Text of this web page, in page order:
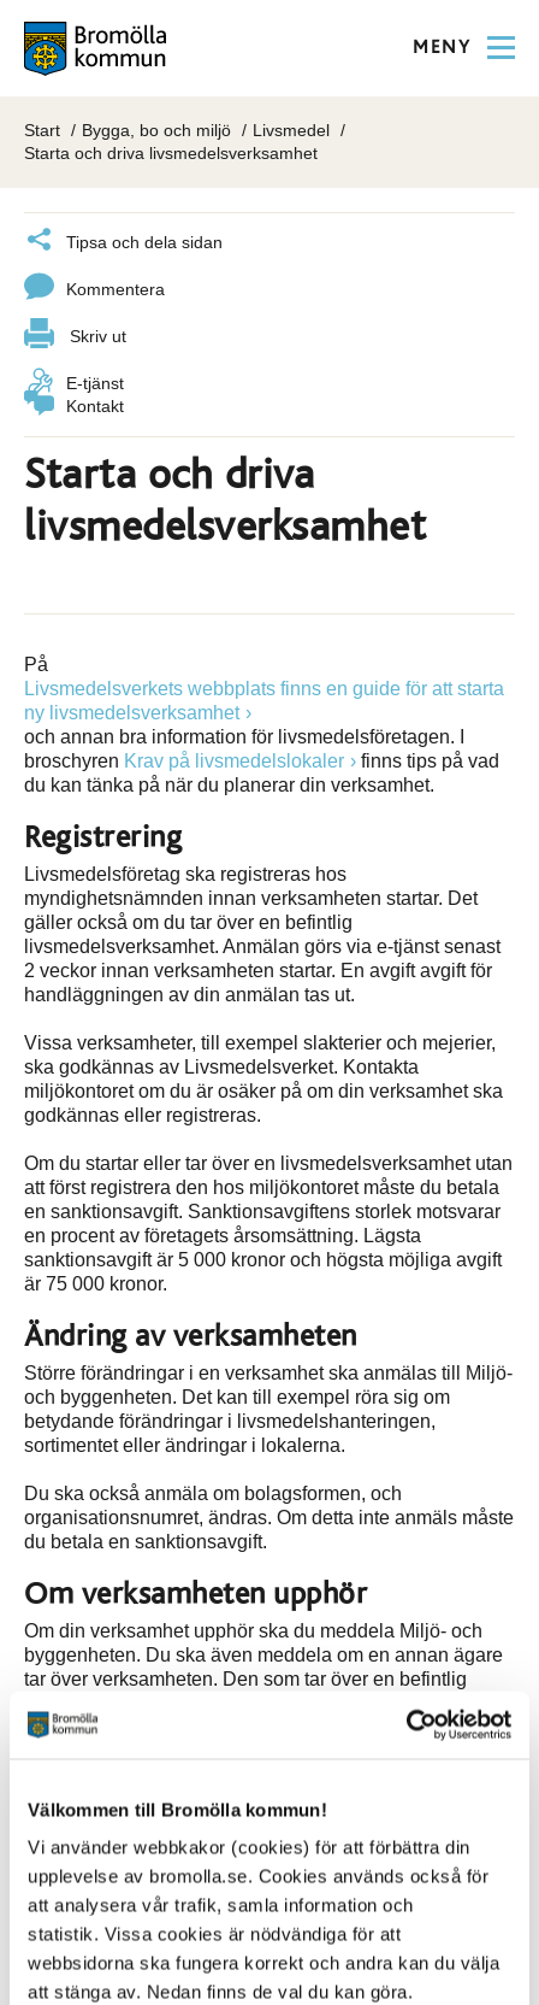
Välkommen till Bromölla kommun!
Vi använder webbkakor (cookies) för att förbättra din
upplevelse av bromolla.se. Cookies används också för
att analysera vår trafik, samla information och
statistik. Vissa cookies är nödvändiga för att
webbsidorna ska fungera korrekt och andra kan du välja
att stänga av. Nedan finns de val du kan göra.
MENY
Start Bygga, bo och miljö
Livsmedel
Starta och driva livsmedelsverksamhet
Tipsa och dela sidan
Kommentera
Skriv ut
E-tjänst
Kontakt
Starta och driva
livsmedelsverksamhet
På
Livsmedelsverkets webbplats finns en guide för att starta
ny livsmedelsverksamhet
och annan bra information för livsmedelsföretagen. I
broschyren Krav på livsmedelslokaler
finns tips på vad
du kan tänka på när du planerar din verksamhet.
Registrering
Livsmedelsföretag ska registreras hos
myndighetsnämnden innan verksamheten startar. Det
gäller också om du tar över en befintlig
livsmedelsverksamhet. Anmälan görs via e-tjänst senast
2 veckor innan verksamheten startar. En avgift avgift för
handläggningen av din anmälan tas ut.
Vissa verksamheter, till exempel slakterier och mejerier,
ska godkännas av Livsmedelsverket. Kontakta
miljökontoret om du är osäker på om din verksamhet ska
godkännas eller registreras.
Om du startar eller tar över en livsmedelsverksamhet utan
att först registrera den hos miljökontoret måste du betala
en sanktionsavgift. Sanktionsavgiftens storlek motsvarar
en procent av företagets årsomsättning. Lägsta
sanktionsavgift är 5 000 kronor och högsta möjliga avgift
är 75 000 kronor.
Ändring av verksamheten
Större förändringar i en verksamhet ska anmälas till Miljö-
och byggenheten. Det kan till exempel röra sig om
betydande förändringar i livsmedelshanteringen,
sortimentet eller ändringar i lokalerna.
Du ska också anmäla om bolagsformen, och
organisationsnumret, ändras. Om detta inte anmäls måste
du betala en sanktionsavgift.
Om verksamheten upphör
Om din verksamhet upphör ska du meddela Miljö- och
byggenheten. Du ska även meddela om en annan ägare
tar över verksamheten. Den som tar över en befintlig
sanktionsavgift som motsvarar en halv procent av
bra om du talar om för den nye ägaren att denne måste
lämna in en ny anmälan om registrering.
E-tjänst
Registrering av livsmedelsverksamhet